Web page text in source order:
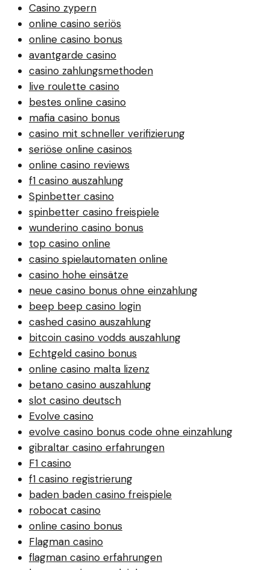
Casino zypern
online casino seriös
online casino bonus
avantgarde casino
casino zahlungsmethoden
live roulette casino
bestes online casino
mafia casino bonus
casino mit schneller verifizierung
seriöse online casinos
online casino reviews
f1 casino auszahlung
Spinbetter casino
spinbetter casino freispiele
wunderino casino bonus
top casino online
casino spielautomaten online
casino hohe einsätze
neue casino bonus ohne einzahlung
beep beep casino login
cashed casino auszahlung
bitcoin casino vodds auszahlung
Echtgeld casino bonus
online casino malta lizenz
betano casino auszahlung
slot casino deutsch
Evolve casino
evolve casino bonus code ohne einzahlung
gibraltar casino erfahrungen
F1 casino
f1 casino registrierung
baden baden casino freispiele
robocat casino
online casino bonus
Flagman casino
flagman casino erfahrungen